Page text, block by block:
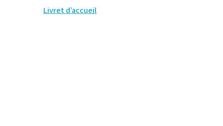
Livret d’accueil